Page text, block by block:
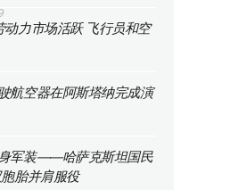
力市场活跃 飞行员和空
航空器在阿斯塔纳完成演
军装——哈萨克斯坦国民
胎并肩服役